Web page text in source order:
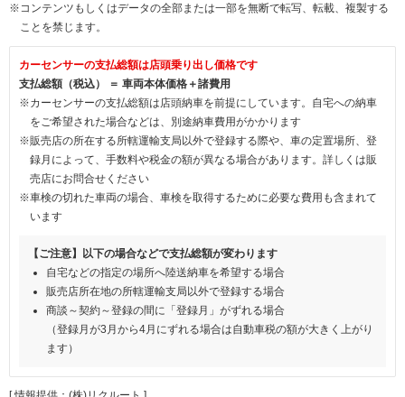
※コンテンツもしくはデータの全部または一部を無断で転写、転載、複製する
ことを禁じます。
カーセンサーの支払総額は店頭乗り出し価格です
支払総額（税込） ＝ 車両本体価格＋諸費用
※カーセンサーの支払総額は店頭納車を前提にしています。自宅への納車
をご希望された場合などは、別途納車費用がかかります
※販売店の所在する所轄運輸支局以外で登録する際や、車の定置場所、登
録月によって、手数料や税金の額が異なる場合があります。詳しくは販
売店にお問合せください
※車検の切れた車両の場合、車検を取得するために必要な費用も含まれて
います
【ご注意】以下の場合などで支払総額が変わります
自宅などの指定の場所へ陸送納車を希望する場合
販売店所在地の所轄運輸支局以外で登録する場合
商談～契約～登録の間に「登録月」がずれる場合
（登録月が3月から4月にずれる場合は自動車税の額が大きく上がり
ます）